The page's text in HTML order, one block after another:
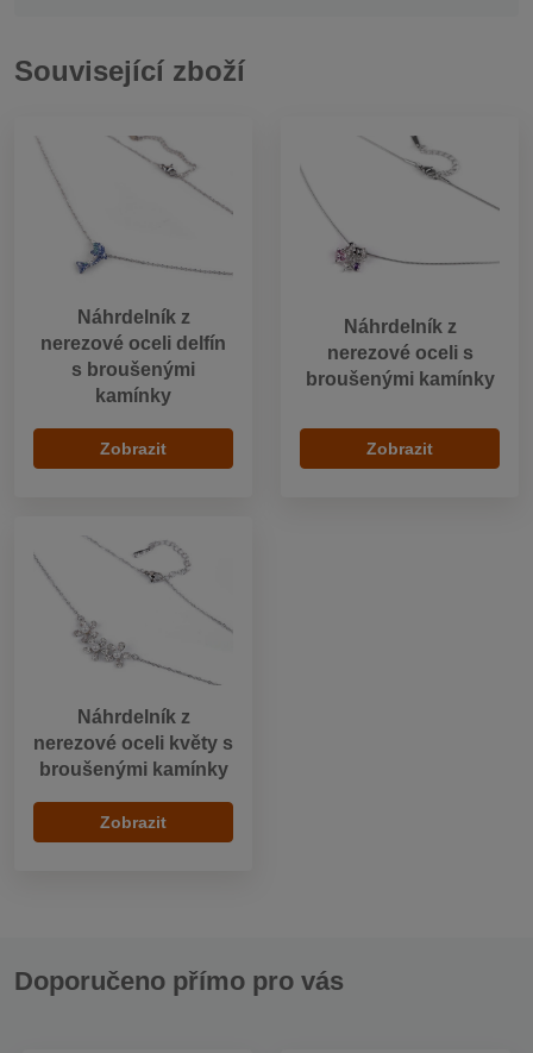
Související zboží
Náhrdelník z
nerezové oceli delfín
s broušenými
kamínky
Zobrazit
Náhrdelník z
nerezové oceli s
broušenými kamínky
Zobrazit
Náhrdelník z
nerezové oceli květy s
broušenými kamínky
Zobrazit
Doporučeno přímo pro vás